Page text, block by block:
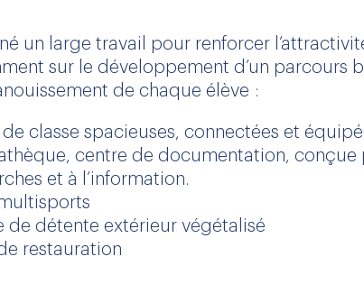
un large travail pour renforcer
sur le développement d’un parcours
de chaque élève :
de classe spacieuses, connectées et
centre de documentation,
et à l’information.
de détente extérieur végétalisé
restauration